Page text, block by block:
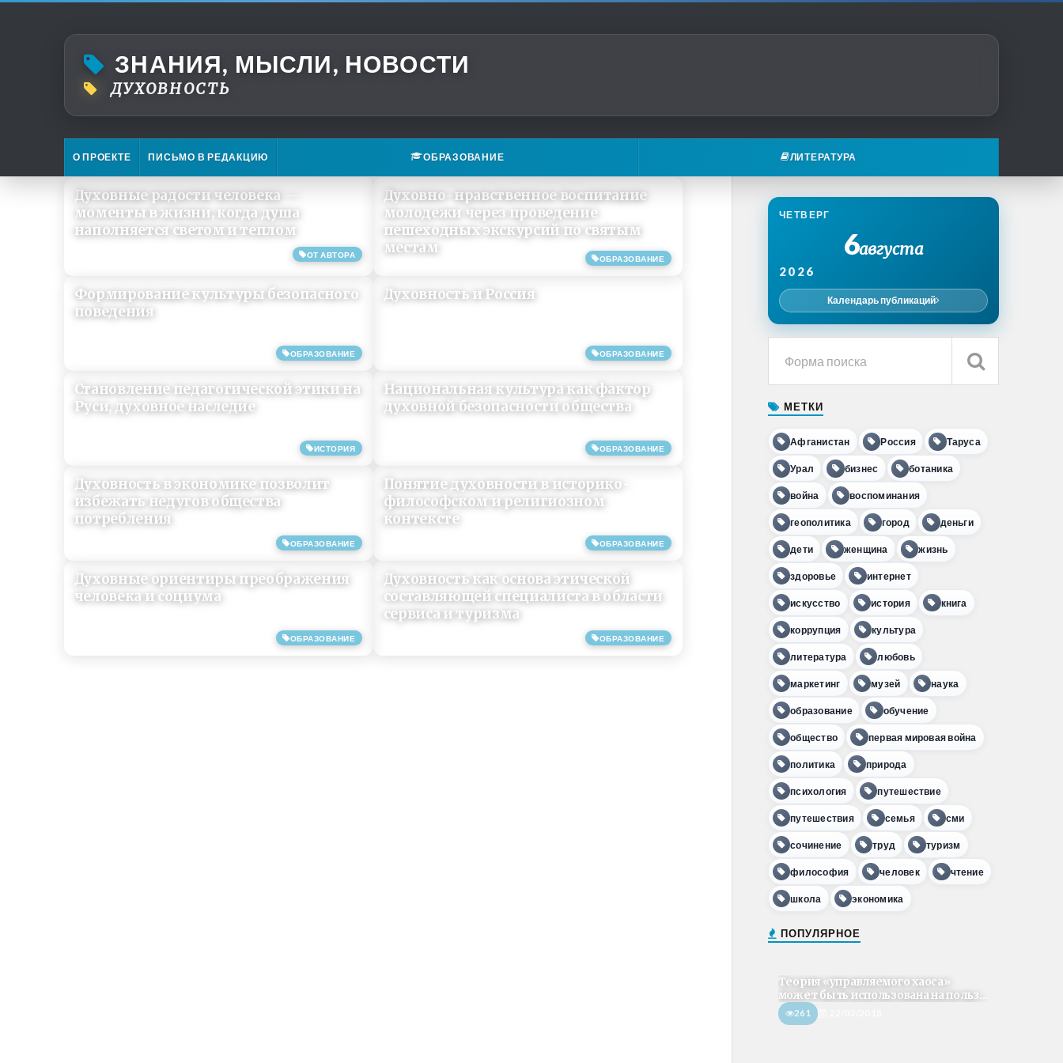
ЗНАНИЯ, МЫСЛИ, НОВОСТИ
ДУХОВНОСТЬ
О ПРОЕКТЕ ПИСЬМО В РЕДАКЦИЮ ОБРАЗОВАНИЕ ЛИТЕРАТУРА
ОТ АВТОРА
Духовные радости человека —
моменты в жизни, когда душа
наполняется светом и теплом
ОБРАЗОВАНИЕ
Духовно-нравственное воспитание
молодежи через проведение
пешеходных экскурсий по святым
местам
ОБРАЗОВАНИЕ
Формирование культуры безопасного
поведения
ОБРАЗОВАНИЕ
Духовность и Россия
ИСТОРИЯ
Становление педагогической этики на
Руси, духовное наследие
ОБРАЗОВАНИЕ
Национальная культура как фактор
духовной безопасности общества
ОБРАЗОВАНИЕ
Духовность в экономике позволит
избежать недугов общества
потребления
ОБРАЗОВАНИЕ
Понятие духовности в историко-
философском и религиозном
контексте
ОБРАЗОВАНИЕ
Духовные ориентиры преображения
человека и социума
ОБРАЗОВАНИЕ
Духовность как основа этической
составляющей специалиста в области
сервиса и туризма
ЧЕТВЕРГ
6августа
2026
Календарь публикаций
МЕТКИ
Афганистан Россия Таруса
Урал бизнес ботаника
война воспоминания
геополитика город деньги
дети женщина жизнь
здоровье интернет
искусство история книга
коррупция культура
литература любовь
маркетинг музей наука
образование обучение
общество первая мировая война
политика природа
психология путешествие
путешествия семья сми
сочинение труд туризм
философия человек чтение
школа экономика
ПОПУЛЯРНОЕ
Теория «управляемого хаоса»
может быть использована на польз...
261